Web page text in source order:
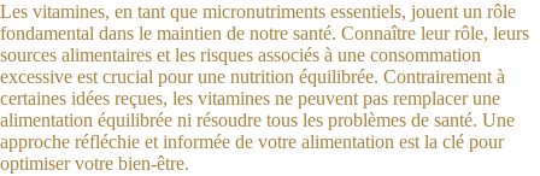
Les vitamines, en tant que micronutriments essentiels, jouent un rôle
fondamental dans le maintien de notre santé. Connaître leur rôle, leurs
sources alimentaires et les risques associés à une consommation
excessive est crucial pour une nutrition équilibrée. Contrairement à
certaines idées reçues, les vitamines ne peuvent pas remplacer une
alimentation équilibrée ni résoudre tous les problèmes de santé. Une
approche réfléchie et informée de votre alimentation est la clé pour
optimiser votre bien-être.